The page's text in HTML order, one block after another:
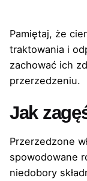
Pamiętaj, że
traktowania i
zachować ich
przerzedzeniu.
Jak
Przerzedzone
spowodowane
niedobory